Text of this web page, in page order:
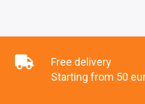
Free delivery
Starting from 50